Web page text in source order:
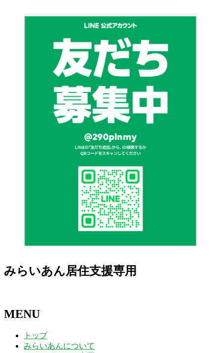
日 日 日 日 日 日
みらいあん居住支援専用
MENU
トップ
みらいあんについて